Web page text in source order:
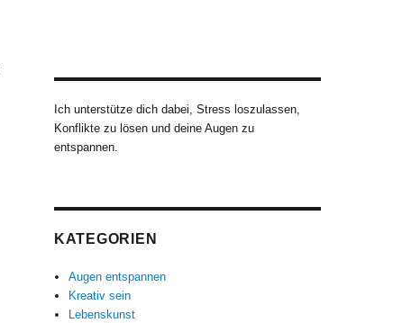
Ich unterstütze dich dabei, Stress loszulassen,
Konflikte zu lösen und deine Augen zu
entspannen.
KATEGORIEN
Augen entspannen
Kreativ sein
Lebenskunst